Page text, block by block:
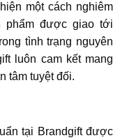
một cách nghiêm
phẩm được giao tới
tình trạng nguyên
luôn cam kết mang
tâm tuyệt đối.
tại Brandgift được